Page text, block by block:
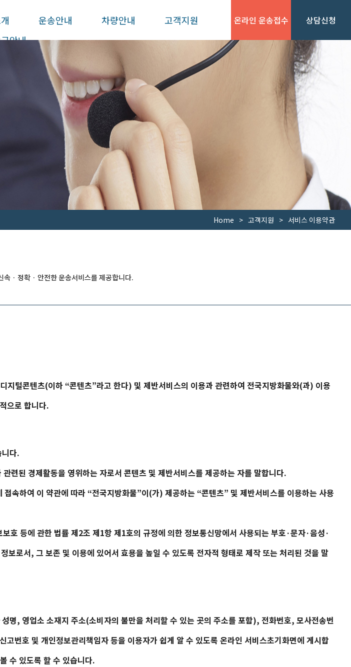
운송안내 차량안내
고객지원
안내
웹사이트즐겨찾기 사이트맵
온라인 운송접수 상담신청
Home 고객지원 서비스 이용약관
· 정확 · 안전한 운송서비스를 제공합니다.
지털콘텐츠(이하 “콘텐츠”라고 한다) 및 제반서비스의 이용과 관련하여 전국지방화물와(과) 이용
으로 합니다.
다.
련된 경제활동을 영위하는 자로서 콘텐츠 및 제반서비스를 제공하는 자를 말합니다.
접속하여 이 약관에 따라 “전국지방화물”이(가) 제공하는 “콘텐츠” 및 제반서비스를 이용하는 사용
호 등에 관한 법률 제2조 제1항 제1호의 규정에 의한 정보통신망에서 사용되는 부호·문자·음성·
보로서, 그 보존 및 이용에 있어서 효용을 높일 수 있도록 전자적 형태로 제작 또는 처리된 것을 말
명, 영업소 소재지 주소(소비자의 불만을 처리할 수 있는 곳의 주소를 포함), 전화번호, 모사전송번
번호 및 개인정보관리책임자 등을 이용자가 쉽게 알 수 있도록 온라인 서비스초기화면에 게시합
수 있도록 할 수 있습니다.